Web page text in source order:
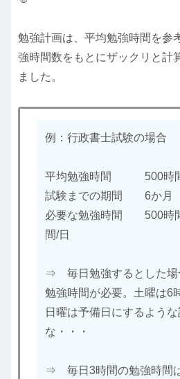
勉強計画は、平均勉強時間を参
強時間数をもとにザックリと計
ました。
例：行政書士試験の場合
平均勉強時間 500時間
試験までの期間 6か月
必要な勉強時間 500時
間/日
⇒ 毎日勉強するとした場
勉強時間が必要。土曜は6
日曜は予備日にするよう
な・・・
⇒ 毎日3時間の勉強時間